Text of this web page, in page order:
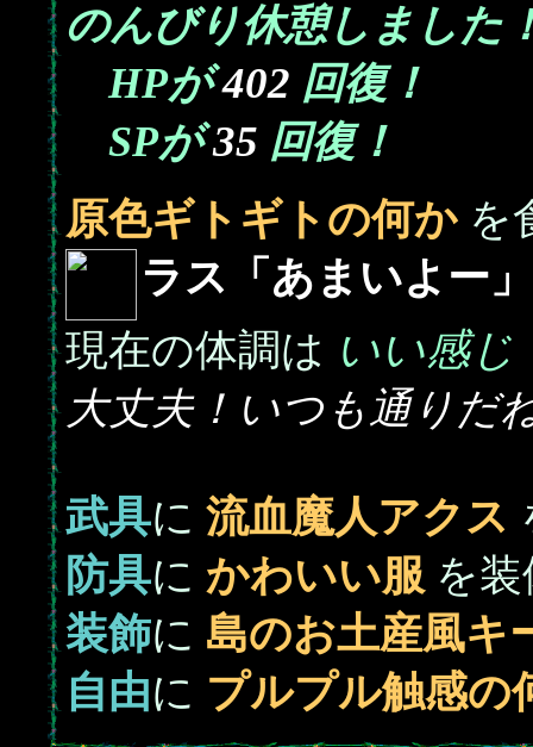
のんびり休憩しました
HPが402 回復！
SPが35 回復！
原色ギトギトの何か を
ラス「あまいよー」
現在の体調は いい感じ
大丈夫！いつも通りだ
武具に 流血魔人アクス
防具に かわいい服 を
装飾に 島のお土産風キ
自由に プルプル触感の